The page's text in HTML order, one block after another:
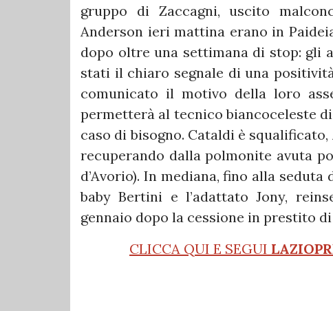
gruppo di Zaccagni, uscito
Anderson ieri mattina erano in
dopo oltre una settimana di stop: gli
stati il chiaro segnale di una
comunicato il motivo della loro
permetterà al tecnico biancoceleste
caso di bisogno. Cataldi è
recuperando dalla polmonite avuta
d’Avorio). In mediana, fino alla
baby Bertini e l’adattato Jony,
gennaio dopo la cessione in prestito
CLICCA QUI E SEGUI